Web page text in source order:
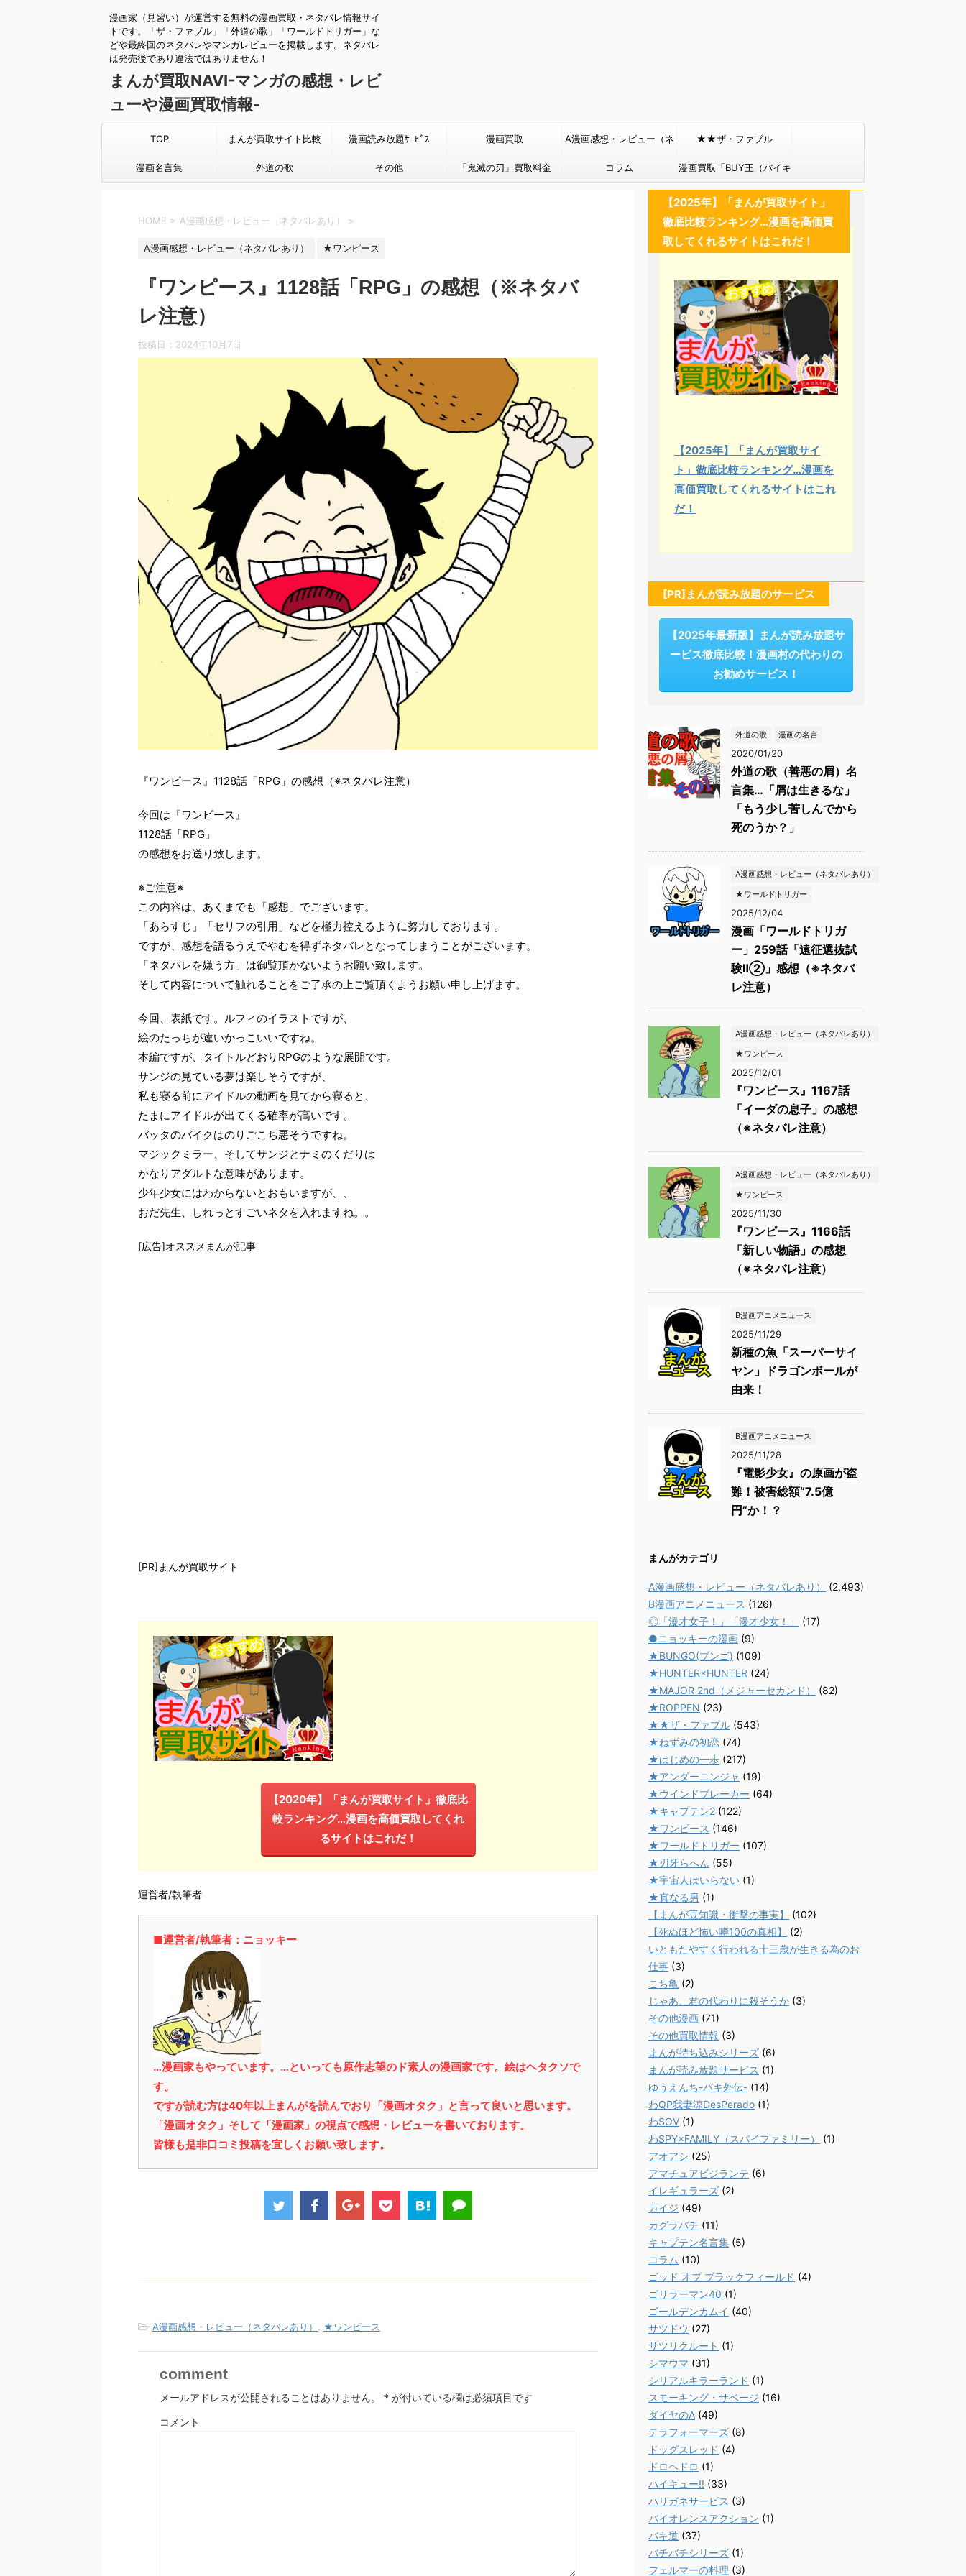
漫画家（見習い）が運営する無料の漫画買取・ネタバレ情報サイ
トです。「ザ・ファブル」「外道の歌」「ワールドトリガー」な
どや最終回のネタバレやマンガレビューを掲載します。ネタバレ
は発売後であり違法ではありません！
まんが買取NAVI-マンガの感想・レビ
ューや漫画買取情報-
TOP まんが買取サイト比較 漫画読み放題ｻｰﾋﾞｽ 漫画買取 A漫画感想・レビュー（ネ
タバレあり）
★★ザ・ファブル
漫画名言集 外道の歌 その他 「鬼滅の刃」買取料金 コラム 漫画買取「BUY王（バイキ
ング）」
HOME > A漫画感想・レビュー（ネタバレあり） >
A漫画感想・レビュー（ネタバレあり） ★ワンピース
『ワンピース』1128話「RPG」の感想（※ネタバ
レ注意）
投稿日： 2024年10月7日
『ワンピース』1128話「RPG」の感想（※ネタバレ注意）
今回は『ワンピース』
1128話「RPG」
の感想をお送り致します。
※ご注意※
この内容は、あくまでも「感想」でございます。
「あらすじ」「セリフの引用」などを極力控えるように努力しております。
ですが、感想を語るうえでやむを得ずネタバレとなってしまうことがございます。
「ネタバレを嫌う方」は御覧頂かないようお願い致します。
そして内容について触れることをご了承の上ご覧頂くようお願い申し上げます。
今回、表紙です。ルフィのイラストですが、
絵のたっちが違いかっこいいですね。
本編ですが、タイトルどおりRPGのような展開です。
サンジの見ている夢は楽しそうですが、
私も寝る前にアイドルの動画を見てから寝ると、
たまにアイドルが出てくる確率が高いです。
バッタのバイクはのりごこち悪そうですね。
マジックミラー、そしてサンジとナミのくだりは
かなりアダルトな意味があります。
少年少女にはわからないとおもいますが、、
おだ先生、しれっとすごいネタを入れますね。。
[広告]オススメまんが記事
[PR]まんが買取サイト
【2020年】「まんが買取サイト」徹底比
較ランキング…漫画を高価買取してくれ
るサイトはこれだ！
運営者/執筆者
■運営者/執筆者：ニョッキー
…漫画家もやっています。…といっても原作志望のド素人の漫画家です。絵はヘタクソで
す。
ですが読む方は40年以上まんがを読んでおり「漫画オタク」と言って良いと思います。
「漫画オタク」そして「漫画家」の視点で感想・レビューを書いております。
皆様も是非口コミ投稿を宜しくお願い致します。
-A漫画感想・レビュー（ネタバレあり） , ★ワンピース
comment
メールアドレスが公開されることはありません。 * が付いている欄は必須項目です
コメント
【2025年】「まんが買取サイト」
徹底比較ランキング…漫画を高価買
取してくれるサイトはこれだ！
【2025年】「まんが買取サイ
ト」徹底比較ランキング…漫画を
高価買取してくれるサイトはこれ
だ！
[PR]まんが読み放題のサービス
【2025年最新版】まんが読み放題サ
ービス徹底比較！漫画村の代わりの
お勧めサービス！
外道の歌 漫画の名言
2020/01/20
外道の歌（善悪の屑）名
言集…「屑は生きるな」
「もう少し苦しんでから
死のうか？」
A漫画感想・レビュー（ネタバレあり）
★ワールドトリガー
2025/12/04
漫画「ワールドトリガ
ー」259話「遠征選抜試
験Ⅱ②」感想（※ネタバ
レ注意）
A漫画感想・レビュー（ネタバレあり）
★ワンピース
2025/12/01
『ワンピース』1167話
「イーダの息子」の感想
（※ネタバレ注意）
A漫画感想・レビュー（ネタバレあり）
★ワンピース
2025/11/30
『ワンピース』1166話
「新しい物語」の感想
（※ネタバレ注意）
B漫画アニメニュース
2025/11/29
新種の魚「スーパーサイ
ヤン」ドラゴンボールが
由来！
B漫画アニメニュース
2025/11/28
『電影少女』の原画が盗
難！被害総額“7.5億
円”か！？
まんがカテゴリ
A漫画感想・レビュー（ネタバレあり）
(2,493)
B漫画アニメニュース (126)
◎「漫才女子！」「漫才少女！」
(17)
●ニョッキーの漫画 (9)
★BUNGO(ブンゴ) (109)
★HUNTER×HUNTER (24)
★MAJOR 2nd（メジャーセカンド）
(82)
★ROPPEN (23)
★★ザ・ファブル (543)
★ねずみの初恋 (74)
★はじめの一歩 (217)
★アンダーニンジャ (19)
★ウインドブレーカー (64)
★キャプテン2 (122)
★ワンピース (146)
★ワールドトリガー (107)
★刃牙らへん (55)
★宇宙人はいらない (1)
★真なる男 (1)
【まんが豆知識・衝撃の事実】
(102)
【死ぬほど怖い噂100の真相】
(2)
いともたやすく行われる十三歳が生きる為のお
仕事 (3)
こち亀 (2)
じゃあ、君の代わりに殺そうか (3)
その他漫画 (71)
その他買取情報 (3)
まんが持ち込みシリーズ (6)
まんが読み放題サービス (1)
ゆうえんち-バキ外伝- (14)
わQP我妻涼DesPerado (1)
わSOV (1)
わSPY×FAMILY（スパイファミリー）
(1)
アオアシ (25)
アマチュアビジランテ (6)
イレギュラーズ (2)
カイジ (49)
カグラバチ (11)
キャプテン名言集 (5)
コラム (10)
ゴッド オブ ブラックフィールド (4)
ゴリラーマン40 (1)
ゴールデンカムイ (40)
サツドウ (27)
サツリクルート (1)
シマウマ (31)
シリアルキラーランド (1)
スモーキング・サベージ (16)
ダイヤのA (49)
テラフォーマーズ (8)
ドッグスレッド (4)
ドロヘドロ (1)
ハイキュー!! (33)
ハリガネサービス (3)
バイオレンスアクション (1)
バキ道 (37)
バチバチシリーズ (1)
フェルマーの料理 (3)